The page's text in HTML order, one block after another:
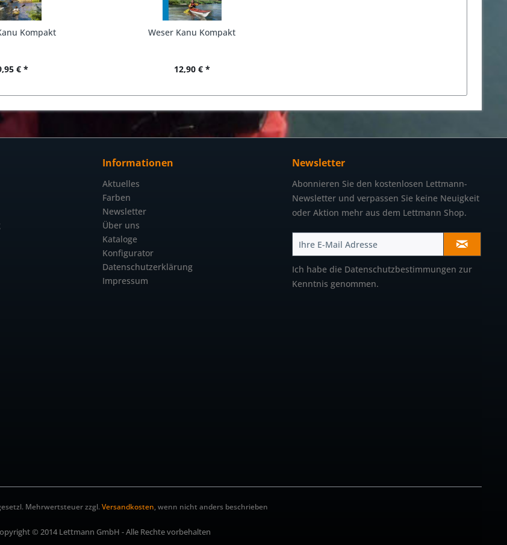
Kompakt
€ *
Weser Kanu Kompakt
12,90 € *
Informationen
Aktuelles
Farben
Newsletter
Über uns
Kataloge
Konfigurator
Datenschutzerklärung
Impressum
Newsletter
Abonnieren Sie den kostenlosen Lettmann-
Newsletter und verpassen Sie keine Neuigkeit
oder Aktion mehr aus dem Lettmann Shop.
Ich habe die Datenschutzbestimmungen zur
Kenntnis genommen.
Mehrwertsteuer zzgl.Versandkosten, wenn nicht anders beschrieben
© 2014 Lettmann GmbH - Alle Rechte vorbehalten